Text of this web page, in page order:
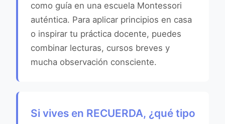
como guía en una escuela Montessori
auténtica. Para aplicar principios en casa
o inspirar tu práctica docente, puedes
combinar lecturas, cursos breves y
mucha observación consciente.
Si vives en RECUERDA, ¿qué tipo